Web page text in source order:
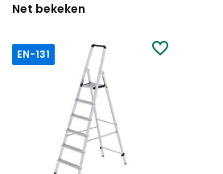
Net bekeken
EN-131